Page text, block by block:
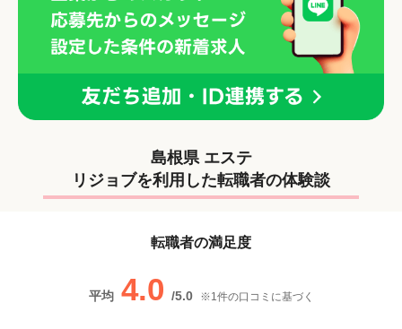
島根県 エステ
リジョブを利用した転職者の体験談
転職者の満足度
平均 4.0 /5.0 ※1件の口コミに基づく